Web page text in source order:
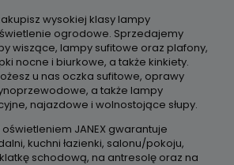
wysokiej klasy lampy
ogrodowe. Sprzedajemy
wiszące, lampy sufitowe oraz plafony,
nocne i biurkowe, a także kinkiety.
u nas oczka sufitowe, oprawy
a także lampy
najazdowe i wolnostojące słupy.
JANEX gwarantuje
kuchni łazienki, salonu/pokoju,
schodową, na antresolę oraz na